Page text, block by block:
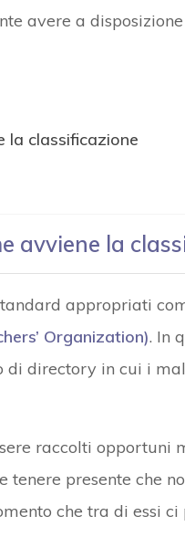
avere a
la classificazione
avviene la
appropriati
Organization). In
di directory in cui i
raccolti opportuni
tenere presente che
che tra di essi ci